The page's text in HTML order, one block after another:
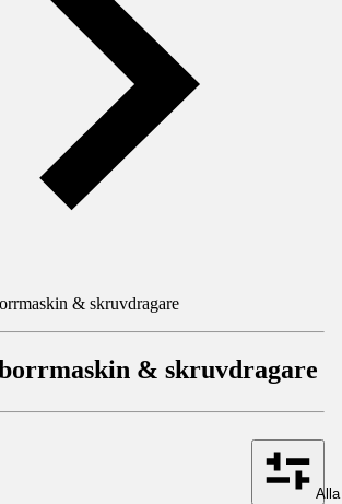
& skruvdragare
& skruvdragare